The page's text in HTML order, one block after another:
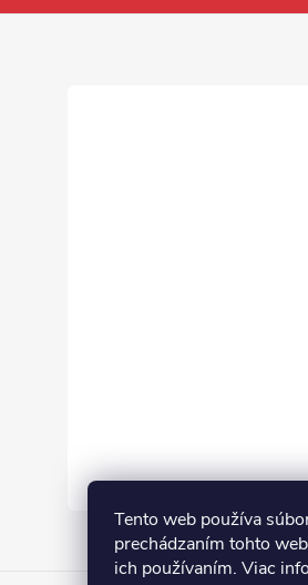
Tento web používa
prechádzaním tohto
ich používaním. Viac